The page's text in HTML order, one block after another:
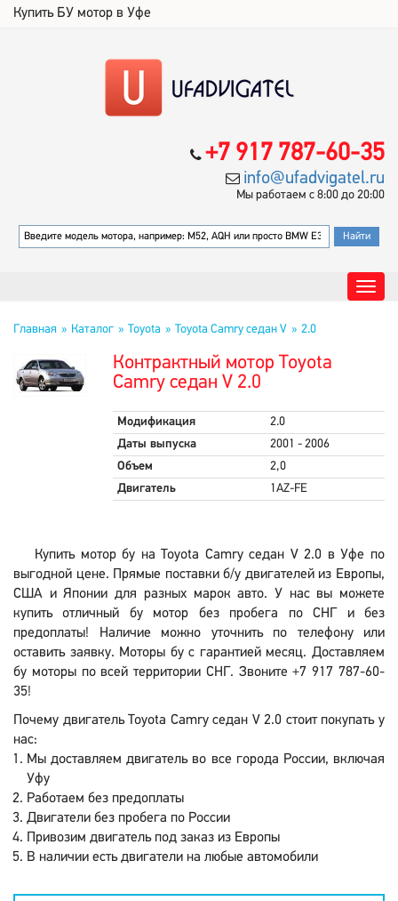
Купить БУ мотор в Уфе
+7 917 787-60-35
info@ufadvigatel.ru
Мы работаем с 8:00 до 20:00
Главная Каталог Toyota Toyota Camry седан V 2.0
Контрактный мотор Toyota
Camry седан V 2.0
Модификация
2.0
Даты выпуска
2001 - 2006
Объем
2,0
Двигатель
1AZ-FE
Купить мотор бу на Toyota Camry седан V 2.0 в Уфе по
выгодной цене. Прямые поставки б/у двигателей из Европы,
США и Японии для разных марок авто. У нас вы можете
купить отличный бу мотор без пробега по СНГ и без
предоплаты! Наличие можно уточнить по телефону или
оставить заявку. Моторы бу с гарантией месяц. Доставляем
бу моторы по всей территории СНГ. Звоните +7 917 787-60-
35!
Почему двигатель Toyota Camry седан V 2.0 стоит покупать у
нас:
Мы доставляем двигатель во все города России, включая
Уфу
Работаем без предоплаты
Двигатели без пробега по России
Привозим двигатель под заказ из Европы
В наличии есть двигатели на любые автомобили